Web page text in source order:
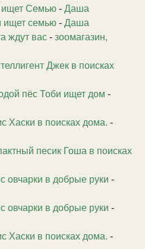
Семью - Даша
ищет семью - Даша
ждут вас - зоомагазин,
Джек в поисках
пёс Тоби ищет дом -
Хаски в поисках дома. -
песик Гоша в поисках
овчарки в добрые руки -
овчарки в добрые руки -
Хаски в поисках дома. -